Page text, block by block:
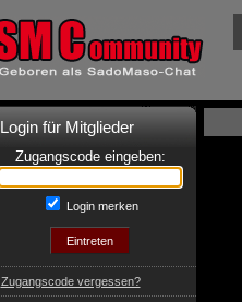
Login für Mitglieder
Zugangscode eingeben:
Login merken
Zugangscode vergessen?